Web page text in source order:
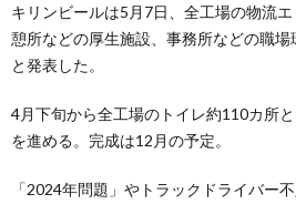
キリンビールは5月7日、全工場の物流
憩所などの厚生施設、事務所などの職
と発表した。
4月下旬から全工場のトイレ約110カ所
を進める。完成は12月の予定。
「2024年問題」やトラックドライバー